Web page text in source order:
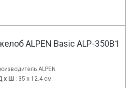
ALPEN Basic ALP-350B1
ALPEN
х Ш : 35 x 12.4 см